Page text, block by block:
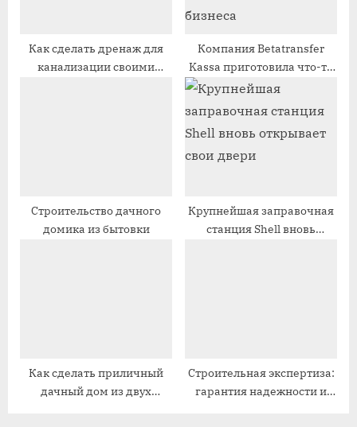
п
и
п
и
Как сделать дренаж для
канализации своими
Компания Betatransfer
Kassa приготовила что-то
интересное для малого
Строительство дачного
домика из бытовки
Крупнейшая заправочная
станция Shell вновь
Как сделать приличный
дачный дом из двух
Строительная экспертиза:
гарантия надежности и